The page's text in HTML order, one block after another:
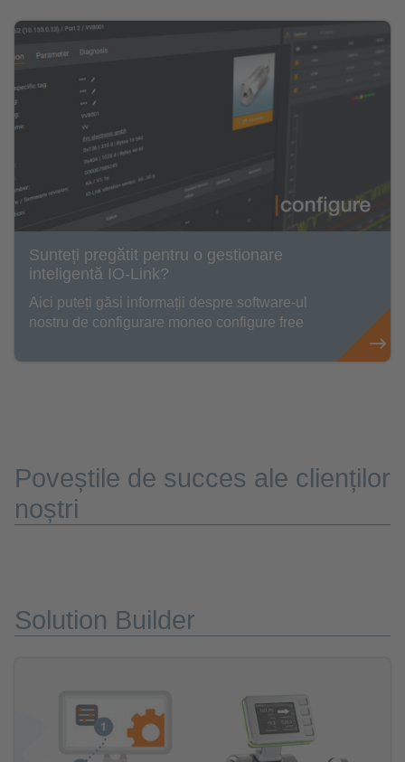
Sunteți pregătit pentru o gestionare
inteligentă IO-Link?
Aici puteți găsi informații despre software-ul
nostru de configurare moneo configure free
Poveștile de succes ale clienților
noștri
Solution Builder